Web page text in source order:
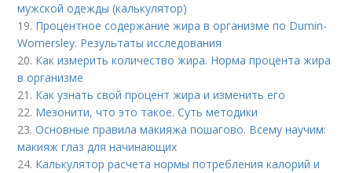
мужской одежды (калькулятор)
19. Процентное содержание жира в организме по Dumin-
Womersley. Результаты исследования
20. Как измерить количество жира. Норма процента жира
в организме
21. Как узнать свой процент жира и изменить его
22. Мезонити, что это такое. Суть методики
23.Основные правила макияжа пошагово. Всему научим:
макияж глаз для начинающих
24. Калькулятор расчета нормы потребления калорий и